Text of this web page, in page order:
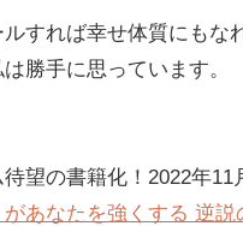
ルすれば幸せ体質にもな
勝手に思っています。
望の書籍化！2022年11
があなたを強くする 逆